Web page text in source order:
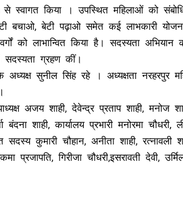
स्वागत किया । उपस्थित महिलाओं को
बचाओ, बेटी पढ़ाओ समेत कई लाभकारी
को लाभान्वित किया है। सदस्यता
ग्रहण कीं।
सुनील सिंह रहे । अध्यक्षता नरहरपुर
अजय शाही, देवेन्द्र प्रताप शाही, मनोज
शाही, कार्यालय प्रभारी मनोरमा चौधरी,
कुमारी चौहान, अनीता शाही, रत्नावली
प्रजापति, गिरीजा चौधरी,इसरावती देवी,